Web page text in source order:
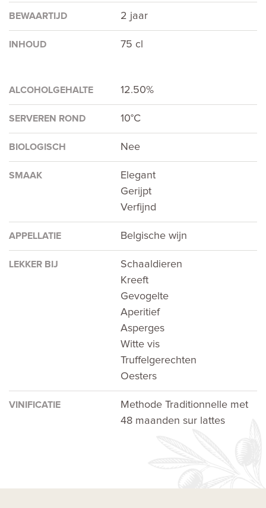
BEWAARTIJD 2 jaar
INHOUD 75 cl
ALCOHOLGEHALTE 12.50%
SERVEREN ROND 10°C
BIOLOGISCH Nee
SMAAK
Elegant
Gerijpt
Verfijnd
APPELLATIE Belgische wijn
LEKKER BIJ
Schaaldieren
Kreeft
Gevogelte
Aperitief
Asperges
Witte vis
Truffelgerechten
Oesters
VINIFICATIE
Methode Traditionnelle met
48 maanden sur lattes